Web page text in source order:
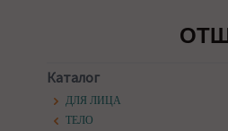
Каталог
ДЛЯ ЛИЦА
ТЕЛО